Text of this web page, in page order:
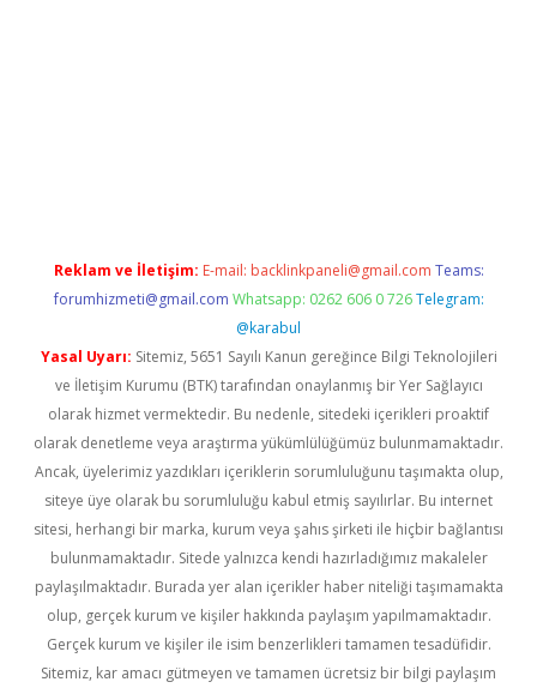
Reklam ve İletişim: E-mail: backlinkpaneli@gmail.com Teams:
forumhizmeti@gmail.com Whatsapp: 0262 606 0 726 Telegram:
@karabul
Yasal Uyarı: Sitemiz, 5651 Sayılı Kanun gereğince Bilgi Teknolojileri
ve İletişim Kurumu (BTK) tarafından onaylanmış bir Yer Sağlayıcı
olarak hizmet vermektedir. Bu nedenle, sitedeki içerikleri proaktif
olarak denetleme veya araştırma yükümlülüğümüz bulunmamaktadır.
Ancak, üyelerimiz yazdıkları içeriklerin sorumluluğunu taşımakta olup,
siteye üye olarak bu sorumluluğu kabul etmiş sayılırlar. Bu internet
sitesi, herhangi bir marka, kurum veya şahıs şirketi ile hiçbir bağlantısı
bulunmamaktadır. Sitede yalnızca kendi hazırladığımız makaleler
paylaşılmaktadır. Burada yer alan içerikler haber niteliği taşımamakta
olup, gerçek kurum ve kişiler hakkında paylaşım yapılmamaktadır.
Gerçek kurum ve kişiler ile isim benzerlikleri tamamen tesadüfidir.
Sitemiz, kar amacı gütmeyen ve tamamen ücretsiz bir bilgi paylaşım